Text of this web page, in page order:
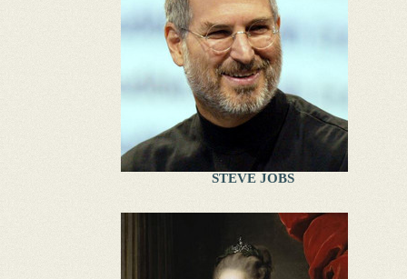
STEVE JOBS